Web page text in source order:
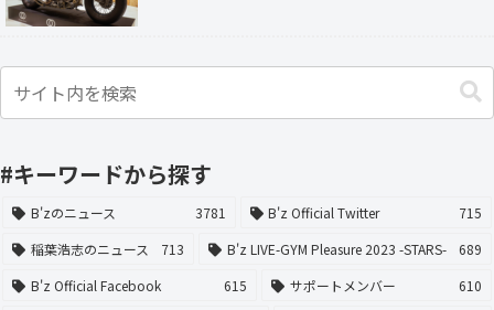
#キーワードから探す
B'zのニュース 3781 B'z Official Twitter
715
稲葉浩志のニュース
713 B'z LIVE-GYM Pleasure 2023 -STARS-
689
B'z Official Facebook
615 サポートメンバー
610